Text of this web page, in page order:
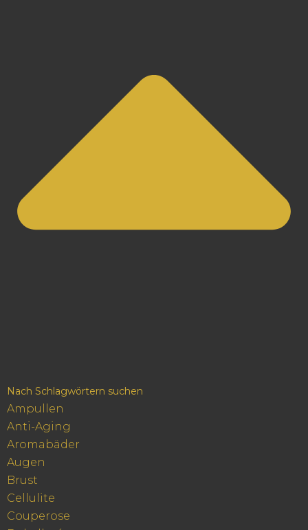
Nach Schlagwörtern suchen
Ampullen
Anti-Aging
Aromabäder
Augen
Brust
Cellulite
Couperose